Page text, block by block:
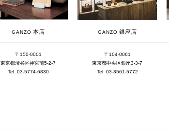
GANZO 本店
〒150-0001
東京都渋谷区神宮前5-2-7
Tel. 03-5774-6830
GANZO 銀座店
〒104-0061
東京都中央区銀座3-3-7
Tel. 03-3561-5772